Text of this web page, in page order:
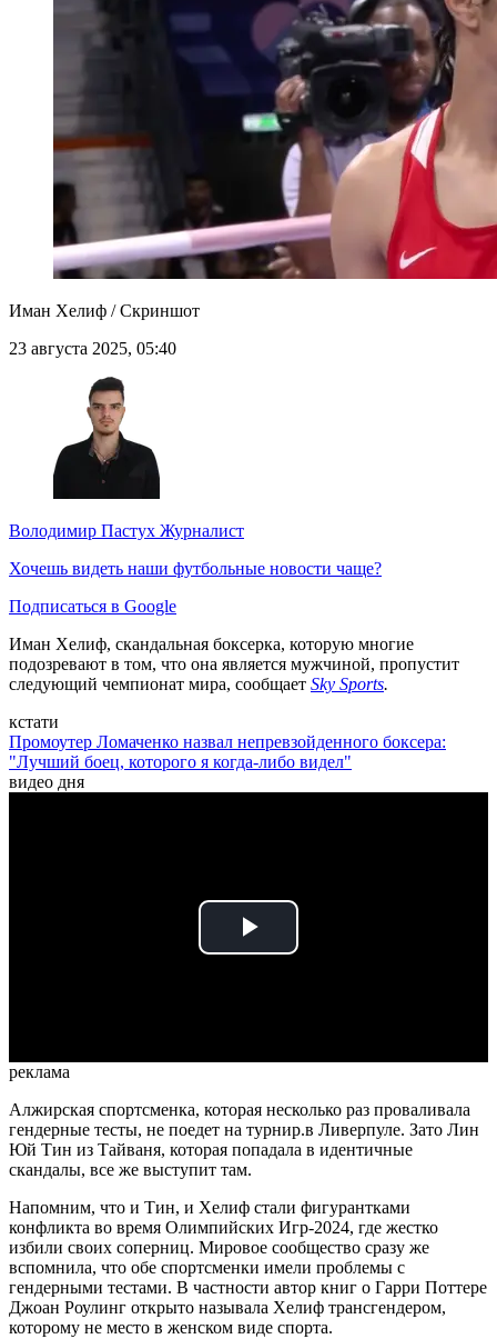
Иман Хелиф / Скриншот
23 августа 2025, 05:40
Володимир Пастух Журналист
Хочешь видеть наши футбольные новости чаще?
Подписаться в Google
Иман Хелиф, скандальная боксерка, которую многие
подозревают в том, что она является мужчиной, пропустит
следующий чемпионат мира, сообщает Sky Sports.
кстати
Промоутер Ломаченко назвал непревзойденного боксера:
"Лучший боец, которого я когда-либо видел"
видео дня
Play
реклама
Алжирская спортсменка, которая несколько раз проваливала
гендерные тесты, не поедет на турнир.в Ливерпуле. Зато Лин
Юй Тин из Тайваня, которая попадала в идентичные
скандалы, все же выступит там.
Напомним, что и Тин, и Хелиф стали фигурантками
конфликта во время Олимпийских Игр-2024, где жестко
избили своих соперниц. Мировое сообщество сразу же
вспомнила, что обе спортсменки имели проблемы с
гендерными тестами. В частности автор книг о Гарри Поттере
Джоан Роулинг открыто называла Хелиф трансгендером,
которому не место в женском виде спорта.